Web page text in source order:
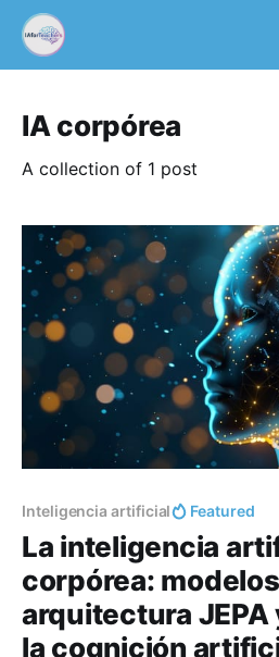
IA corpórea
A collection of 1 post
Inteligencia artificial Featured
La inteligencia
corpórea:
arquitectura JEPA
la cognición